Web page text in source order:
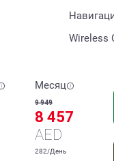
Wireless
Месяц
9 949
8 457
AED
282/День